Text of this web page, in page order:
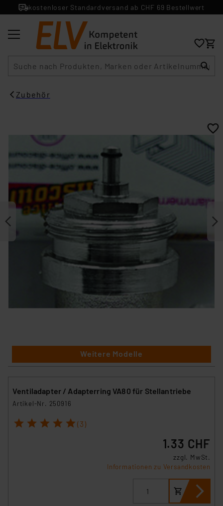
kostenloser Standardversand ab CHF 69 Bestellwert
Zubehör
Weitere Modelle
Ventiladapter / Adapterring VA80 für Stellantriebe
Artikel-Nr. 250916
1 2 3 4 5 (3)
1.33 CHF
zzgl. MwSt.
Informationen zu Versandkosten